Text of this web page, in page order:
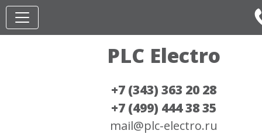
PLC Electro
+7 (343) 363 20 28
+7 (499) 444 38 35
mail@plc-electro.ru